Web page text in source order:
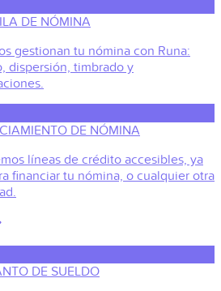
DE NÓMINA
gestionan tu nómina con Runa:
dispersión, timbrado y
DE NÓMINA
líneas de crédito accesibles, ya
financiar tu nómina, o cualquier otra
DE SUELDO